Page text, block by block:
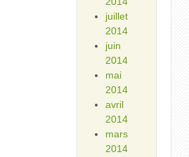
juillet
2014
juin
2014
mai
2014
avril
2014
mars
2014